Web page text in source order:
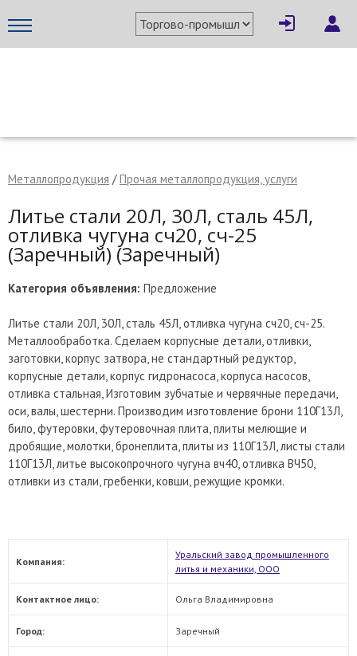
Металлопродукция /Прочая металлопродукция, услуги
Литье стали 20Л, 30Л, сталь 45Л,
отливка чугуна сч20, сч-25
(Заречный) (Заречный)
Категория объявления: Предложение
Литье стали 20Л, 30Л, сталь 45Л, отливка чугуна сч20, сч-25.
Металлообработка. Сделаем корпусные детали, отливки,
заготовки, корпус затвора, не стандартный редуктор,
корпусные детали, корпус гидронасоса, корпуса насосов,
отливка стальная, Изготовим зубчатые и червячные передачи,
оси, валы, шестерни. Производим изготовление брони 110Г13Л,
било, футеровки, футеровочная плита, плиты мелющие и
дробящие, молотки, бронеплита, плиты из 110Г13Л, листы стали
110Г13Л, литье высокопрочного чугуна вч40, отливка ВЧ50,
отливки из стали, гребенки, ковши, режущие кромки.
× Написать поставщику
Отмена Отправить сообщение
Компания:
Уральский завод промышленного
литья и механики, ООО
Контактное лицо: Ольга Владимировна
Город: Заречный